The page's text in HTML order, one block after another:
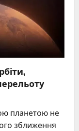
планетою не
зближення